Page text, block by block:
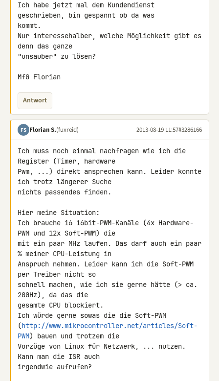
Ich habe jetzt mal dem Kundendienst
geschrieben, bin gespannt ob da was
kommt.
Nur interessehalber, welche Möglichkeit gibt es
denn das ganze
"unsauber" zu lösen?
MfG Florian
Antwort
FS Florian S.(fuxreid) 2013-08-19 11:57#3286166
Ich muss noch einmal nachfragen wie ich die
Register (Timer, hardware
Pwm, ...) direkt ansprechen kann. Leider konnte
ich trotz längerer Suche
nichts passendes finden.
Hier meine Situation:
Ich brauche 16 16bit-PWM-Kanäle (4x Hardware-
PWM und 12x Soft-PWM) die
mit ein paar MHz laufen. Das darf auch ein paar
% meiner CPU-Leistung in
Anspruch nehmen. Leider kann ich die Soft-PWM
per Treiber nicht so
schnell machen, wie ich sie gerne hätte (> ca.
200Hz), da das die
gesamte CPU blockiert.
Ich würde gerne sowas die die Soft-PWM
(http://www.mikrocontroller.net/articles/Soft-
PWM) bauen und trotzem die
Vorzüge von Linux für Netzwerk, ... nutzen.
Kann man die ISR auch
irgendwie aufrufen?